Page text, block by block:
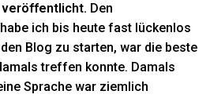
Den
ich bis heute fast lückenlos
Blog zu starten, war die beste
treffen konnte. Damals
Sprache war ziemlich